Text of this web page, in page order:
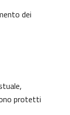
dei
protetti